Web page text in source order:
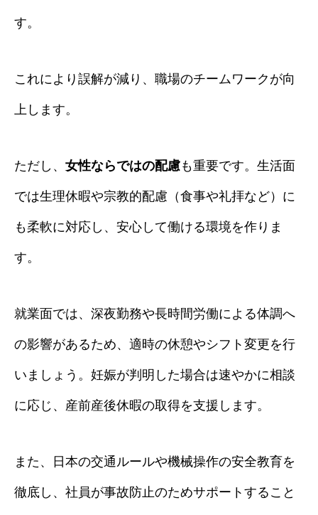
す。
これにより誤解が減り、職場のチームワークが向
上します。
ただし、 女性ならではの配慮も重要です。生活面
では生理休暇や宗教的配慮（食事や礼拝など）に
も柔軟に対応し、安心して働ける環境を作りま
す。
就業面では、深夜勤務や長時間労働による体調へ
の影響があるため、適時の休憩やシフト変更を行
いましょう。妊娠が判明した場合は速やかに相談
に応じ、産前産後休暇の取得を支援します。
また、日本の交通ルールや機械操作の安全教育を
徹底し、社員が事故防止のためサポートすること